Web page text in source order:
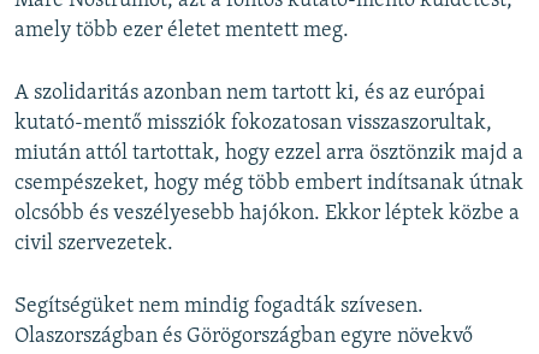
amely több ezer életet mentett meg.
A szolidaritás azonban nem tartott ki, és az európai
kutató-mentő missziók fokozatosan visszaszorultak,
miután attól tartottak, hogy ezzel arra ösztönzik majd a
csempészeket, hogy még több embert indítsanak útnak
olcsóbb és veszélyesebb hajókon. Ekkor léptek közbe a
civil szervezetek.
Segítségüket nem mindig fogadták szívesen.
Olaszországban és Görögországban egyre növekvő